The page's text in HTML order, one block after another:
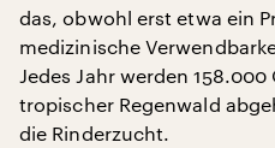
das, obwohl erst etwa ein
medizinische
Jedes Jahr werden
tropischer Regenwald
die Rinderzucht.